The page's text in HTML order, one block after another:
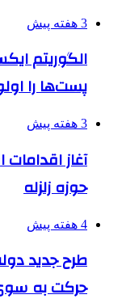
3 هفته پیش
الگوریتم
پست‌ها را
3 هفته پیش
آغاز اقدامات
حوزه زلزله
4 هفته پیش
طرح جدید
حرکت به